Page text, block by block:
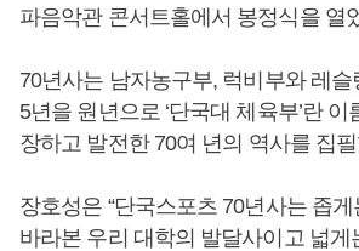
파음악관 콘서트홀에서 봉정식을 열
70년사는 남자농구부, 럭비부와 레
5년을 원년으로 ‘단국대 체육부’란
장하고 발전한 70여 년의 역사를 집
장호성은 “단국스포츠 70년사는 좁
바라본 우리 대학의 발달사이고 넓게